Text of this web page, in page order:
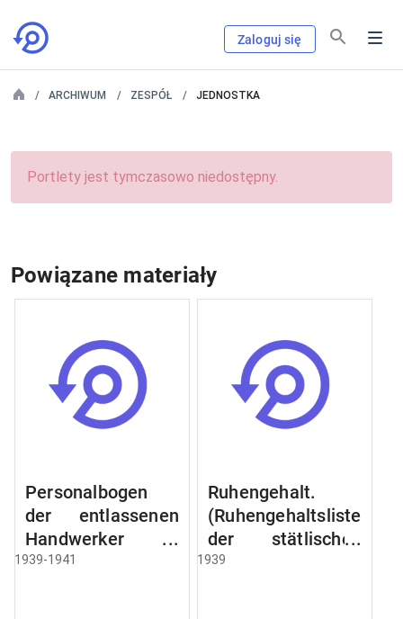
Zaloguj się
ARCHIWUM ZESPÓŁ JEDNOSTKA
Portlety jest tymczasowo niedostępny.
Powiązane materiały
Personalbogen
der entlassenen
Handwerker u.
Arbeiter des
1939-1941
Ruhengehalt.
(Ruhengehaltsliste
der stätlischen
Beamten u.
1939